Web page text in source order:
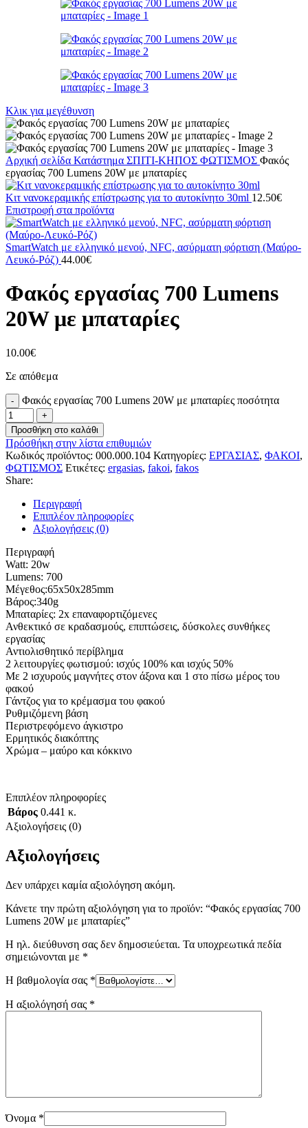
Κλικ για μεγέθυνση
Αρχική σελίδα Κατάστημα ΣΠΙΤΙ-ΚΗΠΟΣ ΦΩΤΙΣΜΟΣ Φακός
εργασίας 700 Lumens 20W με μπαταρίες
Κιτ νανοκεραμικής επίστρωσης για το αυτοκίνητο 30ml 12.50€
Επιστροφή στα προϊόντα
SmartWatch με ελληνικό μενού, NFC, ασύρματη φόρτιση (Μαύρο-
Λευκό-Ρόζ) 44.00€
Φακός εργασίας 700 Lumens
20W με μπαταρίες
10.00€
Σε απόθεμα
Φακός εργασίας 700 Lumens 20W με μπαταρίες ποσότητα
Προσθήκη στο καλάθι
Πρόσθήκη στην λίστα επιθυμιών
Κωδικός προϊόντος: 000.000.104 Κατηγορίες: ΕΡΓΑΣΙΑΣ, ΦΑΚΟΙ,
ΦΩΤΙΣΜΟΣ Ετικέτες: ergasias, fakoi, fakos
Share:
Περιγραφή
Επιπλέον πληροφορίες
Αξιολογήσεις (0)
Περιγραφή
Watt: 20w
Lumens: 700
Μέγεθος:65x50x285mm
Βάρος:340g
Μπαταρίες: 2x επαναφορτιζόμενες
Ανθεκτικό σε κραδασμούς, επιπτώσεις, δύσκολες συνθήκες
εργασίας
Αντιολισθητικό περίβλημα
2 λειτουργίες φωτισμού: ισχύς 100% και ισχύς 50%
Με 2 ισχυρούς μαγνήτες στον άξονα και 1 στο πίσω μέρος του
φακού
Γάντζος για το κρέμασμα του φακού
Ρυθμιζόμενη βάση
Περιστρεφόμενο άγκιστρο
Ερμητικός διακόπτης
Χρώμα – μαύρο και κόκκινο
Επιπλέον πληροφορίες
Βάρος 0.441 κ.
Αξιολογήσεις (0)
Αξιολογήσεις
Δεν υπάρχει καμία αξιολόγηση ακόμη.
Κάνετε την πρώτη αξιολόγηση για το προϊόν: “Φακός εργασίας 700
Lumens 20W με μπαταρίες”
Η ηλ. διεύθυνση σας δεν δημοσιεύεται. Τα υποχρεωτικά πεδία
σημειώνονται με *
Η βαθμολογία σας *
Η αξιολόγησή σας *
Όνομα *